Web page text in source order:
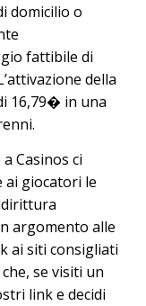
domicilio o
fattibile di
della
16,79� in una
Casinos ci
ai giocatori le
argomento alle
ai siti consigliati
se visiti un
link e decidi